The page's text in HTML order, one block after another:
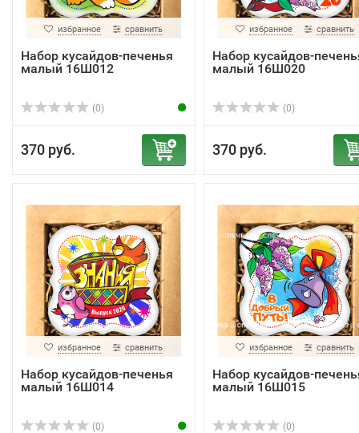
избранное сравнить
Набор кусайдов-печенья
малый 16Ш012
(0)
370 руб.
избранное сравнить
Набор кусайдов-
малый 16Ш020
(0)
370 руб.
избранное сравнить
Набор кусайдов-печенья
малый 16Ш014
(0)
избранное сравнить
Набор кусайдов-
малый 16Ш015
(0)